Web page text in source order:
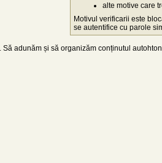
alte motive care
Motivul verificarii este
se autentifice cu parole
adunăm și să organizăm conținutul